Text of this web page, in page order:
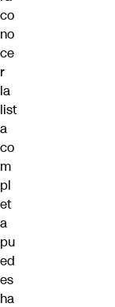
co
no
ce
r
la
list
a
co
m
pl
et
a
pu
ed
es
ha